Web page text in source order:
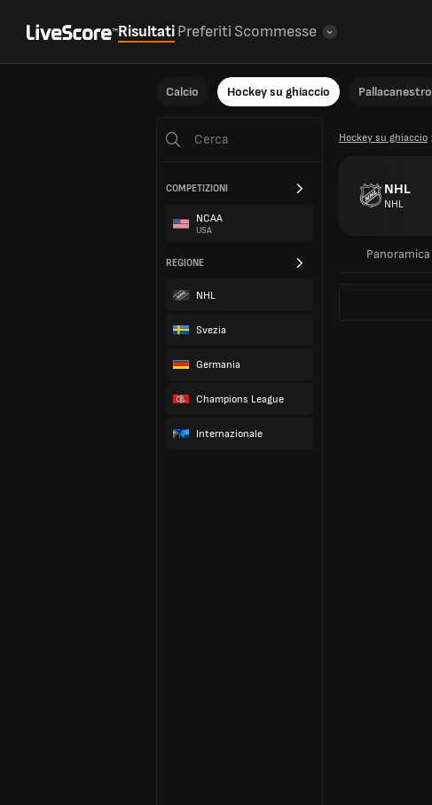
RisultatiPreferiti Scommesse
Calcio Hockey su ghiaccio Pallacanestro
COMPETIZIONI
NCAA
USA
REGIONE
NHL
Svezia
Germania
Champions League
Internazionale
Hockey su ghiaccio
NHL
NHL
Panoramica